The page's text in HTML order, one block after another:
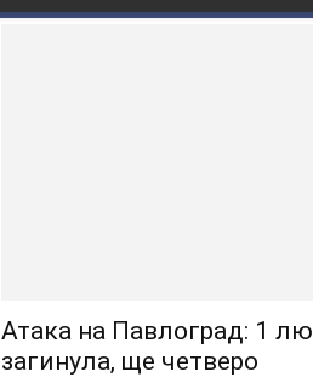
Атака на Павлоград: 1
загинула, ще четверо